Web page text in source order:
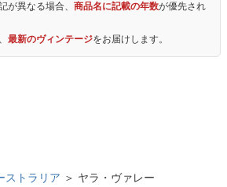
が異なる場合、 商品名に記載の年数が優先され
最新のヴィンテージをお届けします。
ストラリア ＞ ヤラ・ヴァレー